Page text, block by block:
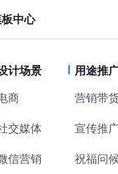
中心
计场景
商
交媒体
信营销
用途推
营销带
宣传推
祝福问
获奖后把19万美
公益组织面临的
的方式。
交平台发布纯文
张由志愿者手绘
四万多。差别不
眼处理图像的速